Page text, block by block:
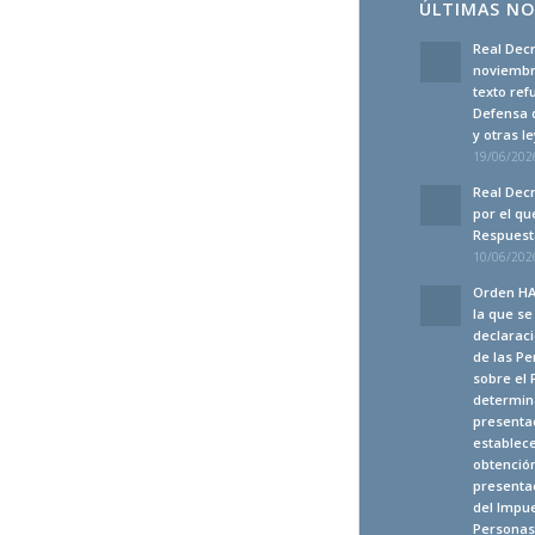
ÚLTIMAS
Real
texto
Defensa
y otras
19/06/
Real
por el
10/06/
Orden
la que
de las
sobre el
del